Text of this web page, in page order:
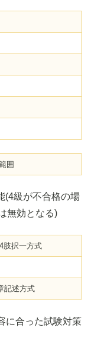
囲
(4級が不合格の場
無効となる)
肢択一方式
記述方式
に合った試験対策